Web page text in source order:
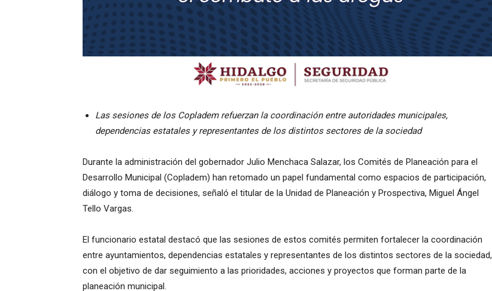
Las sesiones de los Copladem refuerzan la coordinación entre autoridades municipales,
dependencias estatales y representantes de los distintos sectores de la sociedad
Durante la administración del gobernador Julio Menchaca Salazar, los Comités de Planeación para el
Desarrollo Municipal (Copladem) han retomado un papel fundamental como espacios de participación,
diálogo y toma de decisiones, señaló el titular de la Unidad de Planeación y Prospectiva, Miguel Ángel
Tello Vargas.
El funcionario estatal destacó que las sesiones de estos comités permiten fortalecer la coordinación
entre ayuntamientos, dependencias estatales y representantes de los distintos sectores de la sociedad,
con el objetivo de dar seguimiento a las prioridades, acciones y proyectos que forman parte de la
planeación municipal.